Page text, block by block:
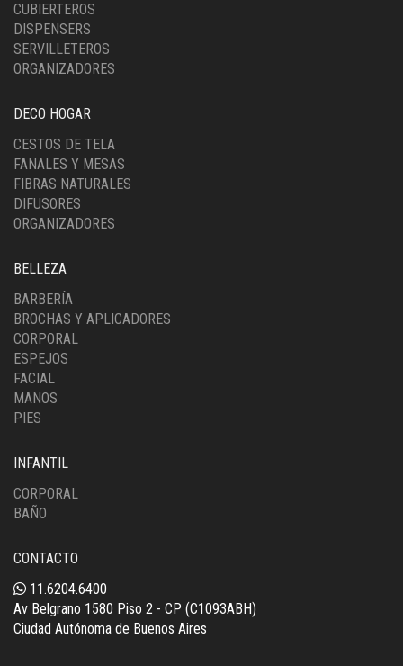
CUBIERTEROS
DISPENSERS
SERVILLETEROS
ORGANIZADORES
DECO HOGAR
CESTOS DE TELA
FANALES Y MESAS
FIBRAS NATURALES
DIFUSORES
ORGANIZADORES
BELLEZA
BARBERÍA
BROCHAS Y APLICADORES
CORPORAL
ESPEJOS
FACIAL
MANOS
PIES
INFANTIL
CORPORAL
BAÑO
CONTACTO
11.6204.6400
Av Belgrano 1580 Piso 2 - CP (C1093ABH)
Ciudad Autónoma de Buenos Aires